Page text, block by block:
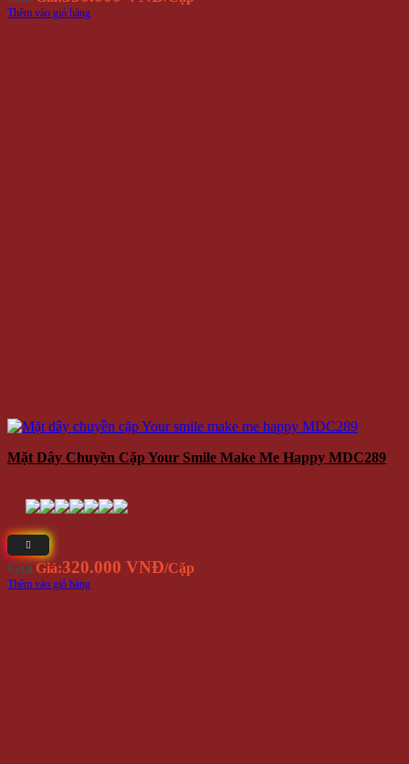
Thêm vào giỏ hàng
Mặt Dây Chuyền Cặp Your Smile Make Me Happy MDC289
Giá Giá:320.000 VNĐ/Cặp
Thêm vào giỏ hàng